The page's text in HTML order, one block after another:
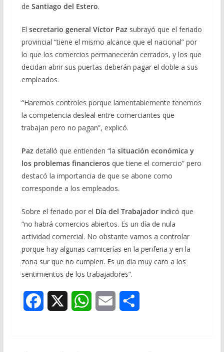
de Santiago del Estero.
El secretario general Víctor Paz subrayó que el feriado
provincial “tiene el mismo alcance que el nacional” por
lo que los comercios permanecerán cerrados, y los que
decidan abrir sus puertas deberán pagar el doble a sus
empleados.
“Haremos controles porque lamentablemente tenemos
la competencia desleal entre comerciantes que
trabajan pero no pagan”, explicó.
Paz detalló que entienden “la situación económica y
los problemas financieros que tiene el comercio” pero
destacó la importancia de que se abone como
corresponde a los empleados.
Sobre el feriado por el Día del Trabajadorindicó que
“no habrá comercios abiertos. Es un día de nula
actividad comercial. No obstante vamos a controlar
porque hay algunas carnicerías en la periferia y en la
zona sur que no cumplen. Es un día muy caro a los
sentimientos de los trabajadores”.
W